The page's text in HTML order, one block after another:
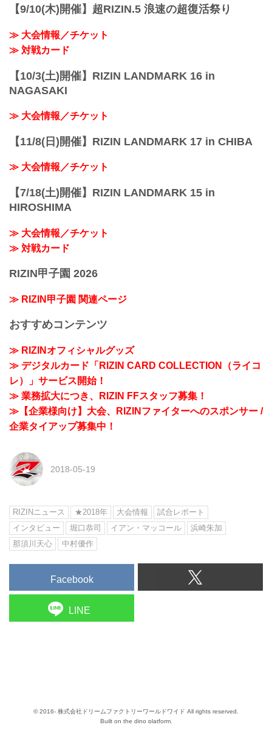
【9/10(木)開催】超RIZIN.5 浪速の超復活祭り
≫ 大会情報／チケット
≫ 対戦カード
【10/3(土)開催】RIZIN LANDMARK 16 in
NAGASAKI
≫ 大会情報／チケット
【11/8(日)開催】RIZIN LANDMARK 17 in CHIBA
≫ 大会情報／チケット
【7/18(土)開催】RIZIN LANDMARK 15 in
HIROSHIMA
≫ 大会情報／チケット
≫ 対戦カード
RIZIN甲子園 2026
≫ RIZIN甲子園 関連ページ
おすすめコンテンツ
≫ RIZINオフィシャルグッズ
≫ デジタルカード「RIZIN CARD COLLECTION（ライコ
レ）」サービス開始！
≫ 業務拡大につき、RIZIN FFスタッフ募集！
≫【企業様向け】大会、RIZINファイターへのスポンサー /
企業タイアップ募集中！
2018-05-19
RIZINニュース ★2018年 大会情報
試合レポート
インタビュー
堀口恭司 イアン・マッコール
浜崎朱加
那須川天心
中村優作
Facebook
LINE
© 2016- 株式会社ドリームファクトリーワールドワイド All rights reserved.
Built on the dino platform.